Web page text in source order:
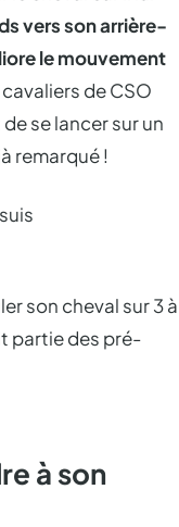
vers son arrière-
le mouvement
cavaliers de CSO
se lancer sur un
remarqué !
son cheval sur 3 à
partie des pré-
à son